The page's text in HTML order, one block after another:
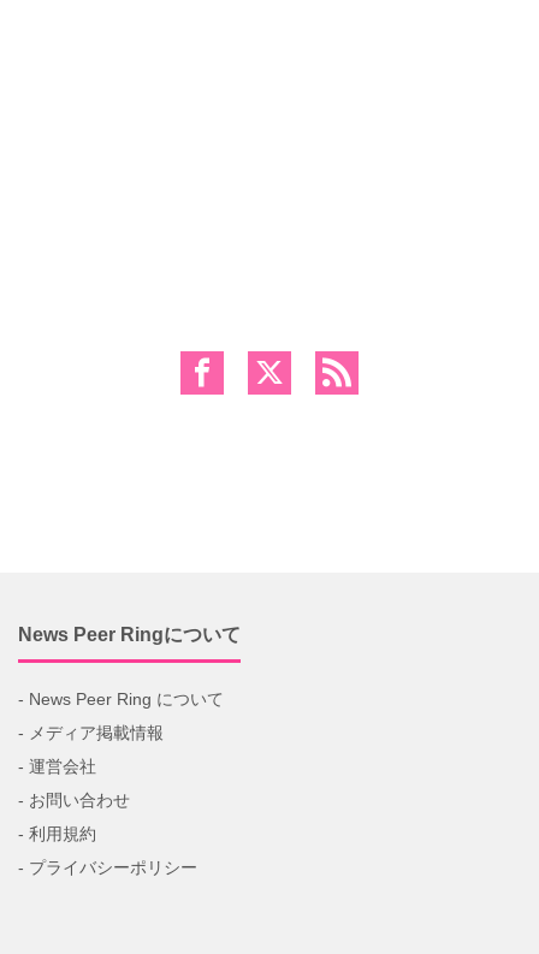
News Peer Ringについて
- News Peer Ring について
- メディア掲載情報
- 運営会社
- お問い合わせ
- 利用規約
- プライバシーポリシー